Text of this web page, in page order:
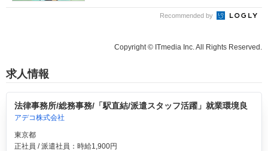
Recommended by
Copyright © ITmedia Inc. All Rights Reserved.
求人情報
法律事務所/総務事務/「駅直結/派遣スタッフ活躍」就業環境良
アデコ株式会社
東京都
正社員 / 派遣社員：時給1,900円